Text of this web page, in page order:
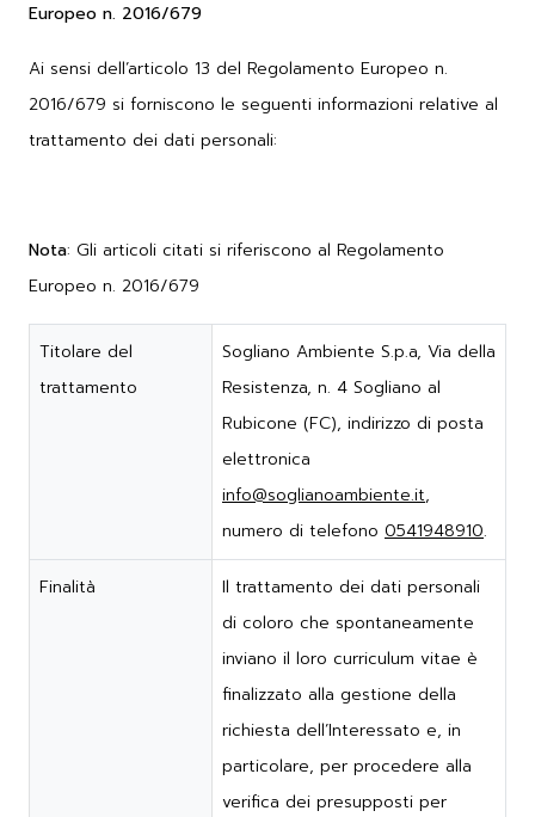
Europeo n. 2016/679
Ai sensi dell’articolo 13 del Regolamento Europeo n.
2016/679 si forniscono le seguenti informazioni relative al
trattamento dei dati personali:
Nota: Gli articoli citati si riferiscono al Regolamento
Europeo n. 2016/679
Titolare del
trattamento
Sogliano Ambiente S.p.a, Via della
Resistenza, n. 4 Sogliano al
Rubicone (FC), indirizzo di posta
elettronica
info@soglianoambiente.it,
numero di telefono 0541948910.
Finalità
Il trattamento dei dati personali
di coloro che spontaneamente
inviano il loro curriculum vitae è
finalizzato alla gestione della
richiesta dell’Interessato e, in
particolare, per procedere alla
verifica dei presupposti per